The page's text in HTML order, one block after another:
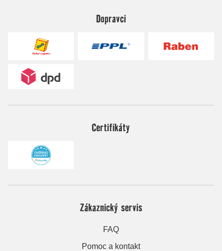
Dopravci
Certifikáty
Zákaznický servis
FAQ
Pomoc a kontakt